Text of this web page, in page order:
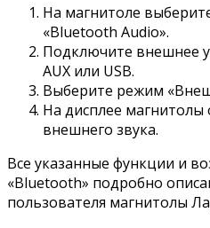
На магнитоле
«Bluetooth Audio».
Подключите внешнее
AUX или USB.
Выберите режим
На дисплее магнитолы
внешнего звука.
Все указанные функции и
«Bluetooth» подробно
пользователя магнитолы